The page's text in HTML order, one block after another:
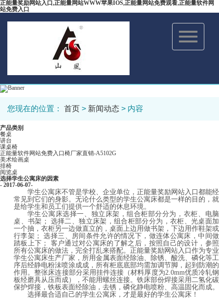
正能量奖励网站入口,正能量网站WWW苹果IOS,正能量网站免费观看,正能量软件网
站免费入口
Toggle
navigation
您现在的位置： 首页 > 新闻动态 > 内容
产品类别
餐桌
讲台
课桌椅
正能量软件网站免费入口椅厂家直销-A5102G
美术绘画桌
排椅
阅览桌
选择学生公寓床的因素
- 2017-06-07-
学生公寓床不管是学校、企业单位，正能量奖励网站入口都能经
常见到它们的身影。无论什么类型的学生公寓床都是一样的目的，就
是给学生和员工们提供一个舒适的休息环境。
学生公寓床选择一、独立床架，组合柜部分分为，衣柜、电脑
桌、书架；
选择二、独立床架，组合柜部分分为，衣柜、光桌面加
一个抽，衣柜另一边做直立的，桌面上边用做书架，下边用作鞋架或
行李架；
选择三、房间条件允许的情况下，做连体公寓床，中间做
踏板上下；
客户通过对公寓床的了解之后，按照自己的设计，参照
所有公寓床的做法，完全打乱来搭配。正能量奖励网站入口作为专业
学生公寓床生产厂家，所用金属表面经除油、除锈、酸洗、磷化等工
序后经静电粉沬喷涂成成，所有柜底底部均需加调节脚，起到防潮的
作用。整张床连接部分采用挂件连接（材料厚度为2.0mm优质冷轧钢
板经磨具从压而成），不能用螺丝连接。铁床部份焊接采用二氢化碳
保护焊接，铁板表面经除油，去锈，磷化静电喷粉、高温固化而成。
选择最合适自己的学生公寓床，才是最好的学生公寓床！